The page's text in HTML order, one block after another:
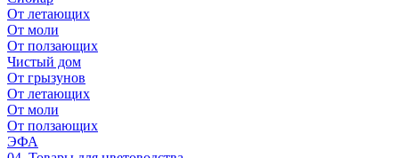
От летающих
От моли
От ползающих
Чистый дом
От грызунов
От летающих
От моли
От ползающих
ЭФА